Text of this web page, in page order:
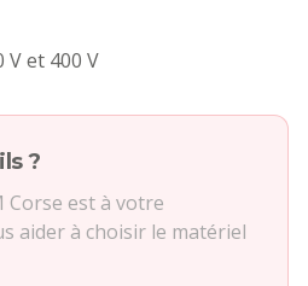
et 400 V
?
Corse est à votre
aider à choisir le matériel